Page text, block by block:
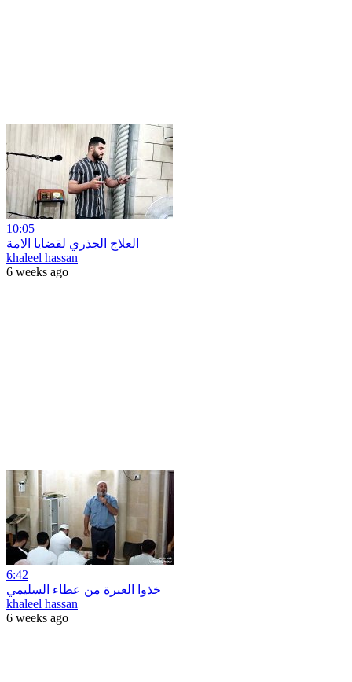
10:05
العلاج الجذري لقضايا الامة
khaleel hassan
6 weeks ago
6:42
خذوا العبرة من عطاء السليمي
khaleel hassan
6 weeks ago